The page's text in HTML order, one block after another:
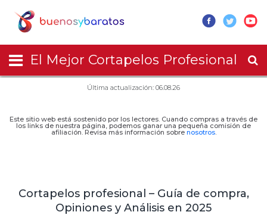
El Mejor Cortapelos Profesional
Última actualización: 06.08.26
Este sitio web está sostenido por los lectores. Cuando compras a través de
los links de nuestra página, podemos ganar una pequeña comisión de
afiliación. Revisa más información sobre nosotros.
Cortapelos profesional – Guía de compra,
Opiniones y Análisis en 2025